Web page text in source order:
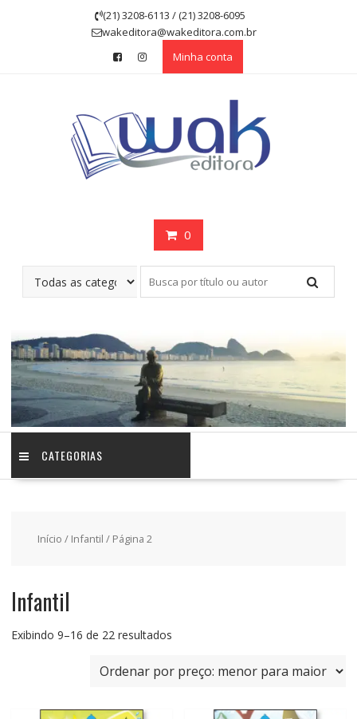
(21) 3208-6113 / (21) 3208-6095
wakeditora@wakeditora.com.br
Minha conta
0
CATEGORIAS
Início / Infantil / Página 2
Infantil
Exibindo 9–16 de 22 resultadosClassificado
preço: